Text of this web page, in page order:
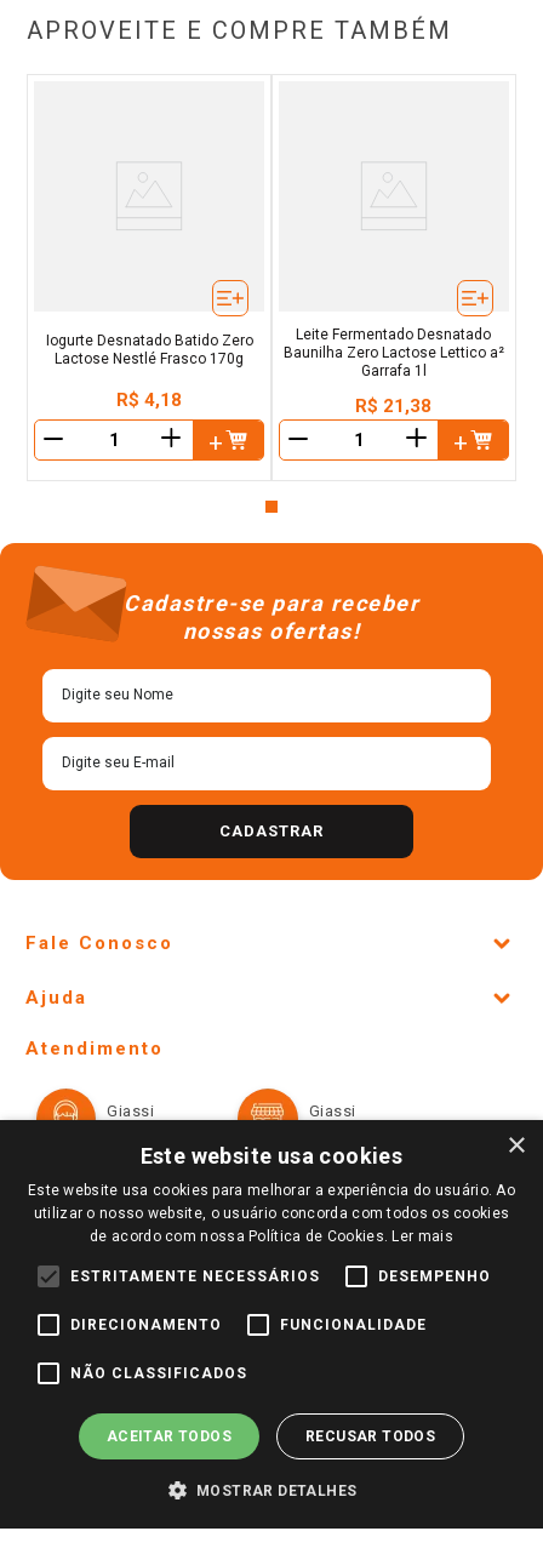
APROVEITE E COMPRE TAMBÉM
Iogurte Desnatado Batido Zero
Lactose Nestlé Frasco 170g
R$ 4,18
＋
Leite Fermentado Desnatado
Baunilha Zero Lactose Lettico a²
Garrafa 1l
R$ 21,38
＋
Cadastre-se para receber
nossas ofertas!
CADASTRAR
Fale Conosco
Lojas Físicas e Horários
Ofertas
Televendas
Notícias
Perguntas frequentes
Identidade Visual
Ajuda
Formas de Pagamento
Trocas e Devoluções
Atendimento
Giassi
Giassi
Redes Sociais
Pagamento e Segurança
×
Este website usa cookies
Este website usa cookies para melhorar a experiência do usuário. Ao
utilizar o nosso website, o usuário concorda com todos os cookies
de acordo com nossa Política de Cookies. Ler mais
ESTRITAMENTE NECESSÁRIOS DESEMPENHO
DIRECIONAMENTO FUNCIONALIDADE
NÃO CLASSIFICADOS
ACEITAR TODOS RECUSAR TODOS
MOSTRAR DETALHES